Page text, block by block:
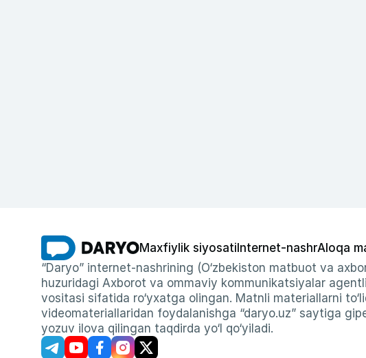
Maxfiylik siyosati Internet-nashrAloqa
“Daryo” internet-nashrining (O‘zbekiston matbuot va
huzuridagi Axborot va ommaviy kommunikatsiyalar
vositasi sifatida ro‘yxatga olingan. Matnli materiallarni
videomateriallaridan foydalanishga “daryo.uz” saytiga
yozuv ilova qilingan taqdirda yo‘l qo‘yiladi.